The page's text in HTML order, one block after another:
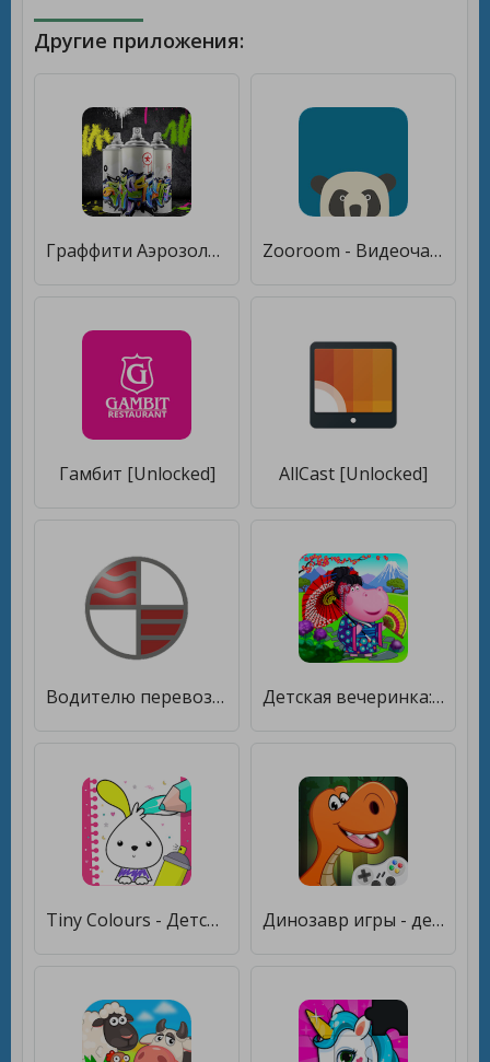
Другие приложения:
Граффити Аэрозольная - Краска Редактор [Полная версия] Zooroom - Видеочат для друзей и семьи! [Unlocked]
Гамбит [Unlocked] AllCast [Unlocked]
Водителю перевозчика НУТЭП [Unlocked] Детская вечеринка: Готовь суши [Много монет]
Tiny Colours - Детская раскраска [Много монет] Динозавр игры - детская игра [Бесплатные покупки]